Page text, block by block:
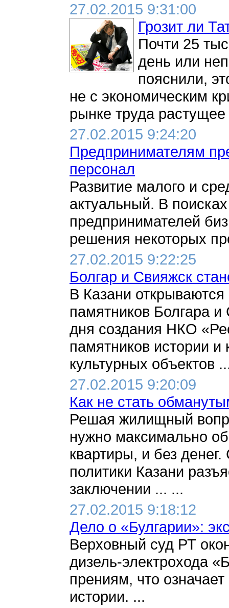
27.02.2015 9:31:00
Грозит ли
Почти 25
день или
пояснили,
не с экономическим
рынке труда
27.02.2015 9:24:20
Предпринимателям
персонал
Развитие малого и
актуальный. В
предпринимателей
решения некоторых
27.02.2015 9:22:25
Болгар и Свияжск
В Казани
памятников Болгара
дня создания НКО
памятников истории и
культурных объектов
27.02.2015 9:20:09
Как не стать
Решая жилищный
нужно максимально
квартиры, и без
политики Казани
заключении ... ...
27.02.2015 9:18:12
Дело о «Булгарии»:
Верховный суд РТ
дизель-электрохода
прениям, что
истории. ...